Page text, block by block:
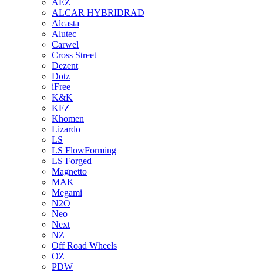
AEZ
ALCAR HYBRIDRAD
Alcasta
Alutec
Carwel
Cross Street
Dezent
Dotz
iFree
K&K
KFZ
Khomen
Lizardo
LS
LS FlowForming
LS Forged
Magnetto
MAK
Megami
N2O
Neo
Next
NZ
Off Road Wheels
OZ
PDW